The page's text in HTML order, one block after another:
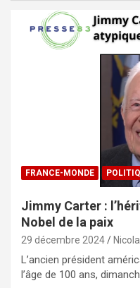
FRANCE-MONDE
Jimmy Carter :
Nobel de la paix
29 décembre 2024
L’ancien président
l’âge de 100 ans,